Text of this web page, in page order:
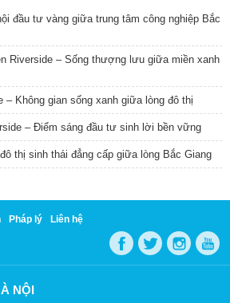
đầu tư vàng giữa trung tâm công nghiệp Bắc
Riverside – Sống thượng lưu giữa miền xanh
– Không gian sống xanh giữa lòng đô thị
– Điểm sáng đầu tư sinh lời bền vững
thị sinh thái đẳng cấp giữa lòng Bắc Giang
Pháp lý Liên hệ
NỘI